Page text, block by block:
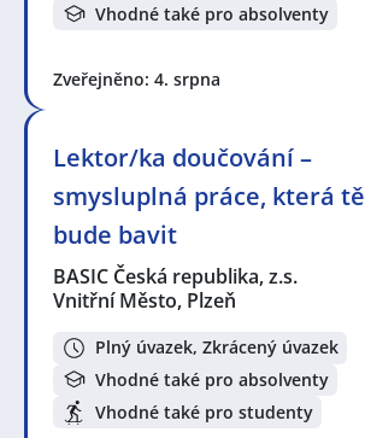
Vhodné také pro absolventy
Zveřejněno: 4. srpna
Lektor/ka doučování –
smysluplná práce, která tě
bude bavit
BASIC Česká republika, z.s.
Vnitřní Město, Plzeň
Plný úvazek, Zkrácený úvazek
Vhodné také pro absolventy
Vhodné také pro studenty